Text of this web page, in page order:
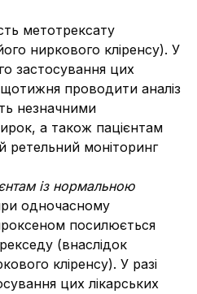
метотрексату
ниркового кліренсу). У
застосування цих
щотижня проводити аналіз
незначними
а також пацієнтам
ретельний моніторинг
із нормальною
одночасному
посилюється
(внаслідок
кліренсу). У разі
цих лікарських